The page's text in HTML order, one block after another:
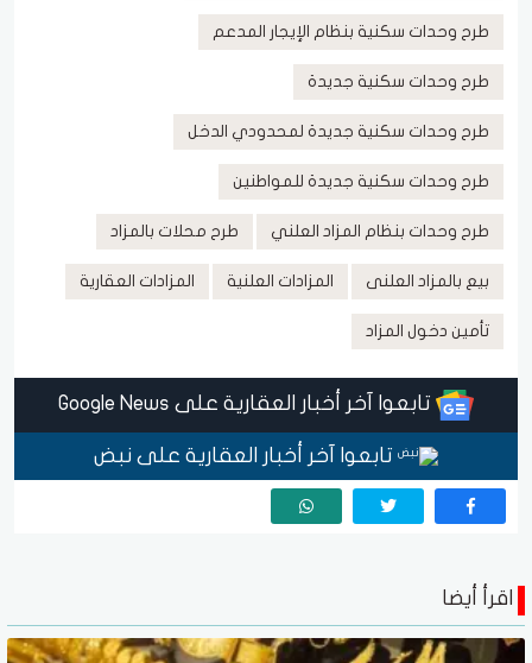
طرح وحدات سكنية بنظام الإيجار المدعم
طرح وحدات سكنية جديدة
طرح وحدات سكنية جديدة لمحدودي الدخل
طرح وحدات سكنية جديدة للمواطنين
طرح وحدات بنظام المزاد العلني طرح محلات بالمزاد
بيع بالمزاد العلنى المزادات العلنية المزادات العقارية
تأمين دخول المزاد
تابعوا آخر أخبار العقارية على Google News
تابعوا آخر أخبار العقارية على نبض
اقرأ أيضا